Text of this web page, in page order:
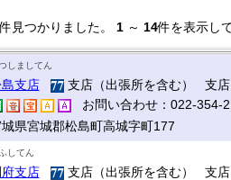
見つかりました。 1～ 14件を表示し
しましてん
支店
支店（出張所を含む） 支店
お問い合わせ：022-354-
県宮城郡松島町高城字町177
してん
支店
支店（出張所を含む） 支店